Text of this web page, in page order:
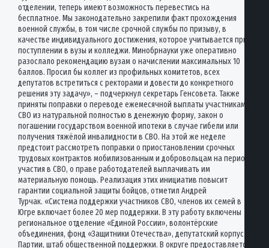
отделении, теперь имеют возможность перевестись на
бесплатное. Мы законодательно закрепили факт прохождения
военной службы, в том числе срочной службы по призыву, в
качестве индивидуального достижения, которое учитывается при
поступлении в вузы и колледжи. Минобрнауки уже оперативно
разослало рекомендацию вузам о начислении максимальных 10
баллов. Просил бы коллег из профильных комитетов, всех
депутатов встретиться с ректорами и довести до конкретного
решения эту задачу», – подчеркнул секретарь Генсовета. Также
приняты поправки о переводе ежемесячной выплаты участникам
СВО из натуральной полностью в денежную форму, закон о
погашении государством военной ипотеки в случае гибели или
получения тяжёлой инвалидности в СВО. На этой же неделе
предстоит рассмотреть поправки о приостановлении срочных
трудовых контрактов мобилизованным и добровольцам на период
участия в СВО, о праве работодателей выплачивать им
материальную помощь. Реализация этих инициатив повысит
гарантии социальной защиты бойцов, отметил Андрей
Турчак. «Система поддержки участников СВО, членов их семей в
Югре включает более 20 мер поддержки. В эту работу включены
региональное отделение «Единой России», волонтёрские
объединения, фонд «Защитники Отечества», депутатский корпус
Партии, штаб общественной поддержки. В округе предоставляется